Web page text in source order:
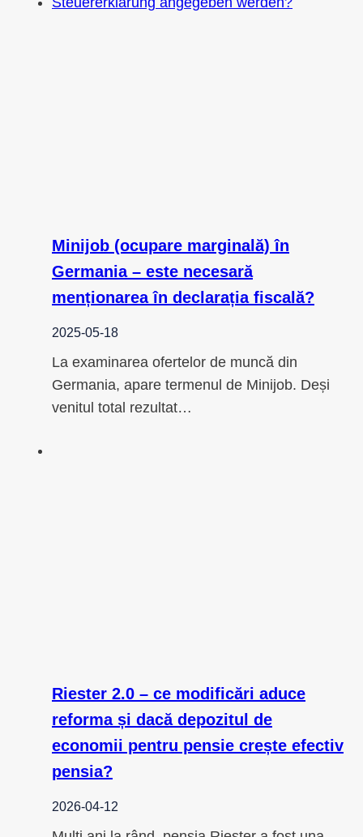
Minijob (ocupare marginală) în
Germania – este necesară
menționarea în declarația fiscală?
2025-05-18
La examinarea ofertelor de muncă din
Germania, apare termenul de Minijob. Deși
venitul total rezultat…
Riester 2.0 – ce modificări aduce
reforma și dacă depozitul de
economii pentru pensie crește efectiv
pensia?
2026-04-12